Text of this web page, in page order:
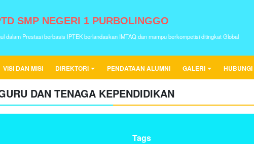
SMP NEGERI 1 PURBOLINGGO
dalam Prestasi berbasis IPTEK berlandaskan IMTAQ dan mampu berkompetisi ditingkat Global
VISI DAN MISI DIREKTORI PENDATAAN ALUMNI GALERI
DAN TENAGA KEPENDIDIKAN
Tags